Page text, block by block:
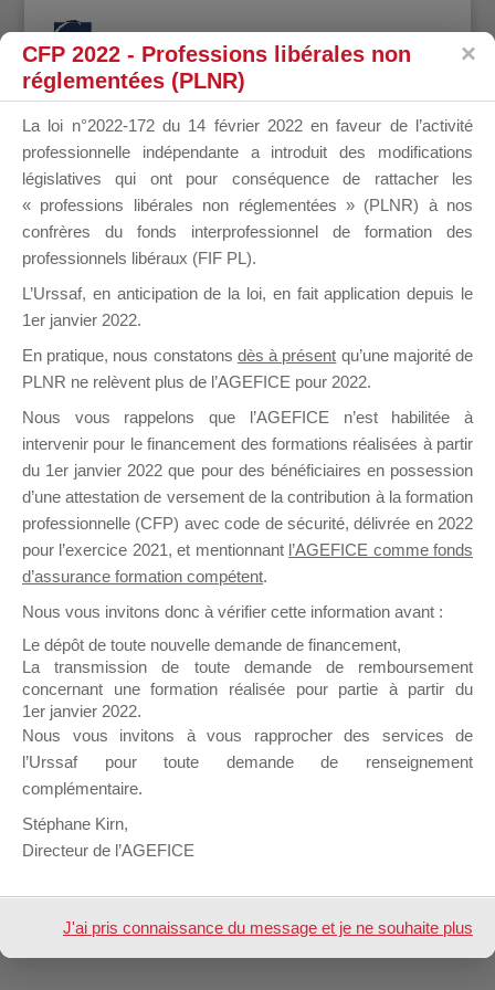
Mon Profil
Une erreur est survenue
Design deElegant Themes| Propulsé par
CFP 2022 - Professions libérales non
réglementées (PLNR)
La loi n°2022-172 du 14 février 2022 en faveur de l’activité
professionnelle indépendante a introduit des modifications
législatives qui ont pour conséquence de rattacher les
« professions libérales non réglementées » (PLNR) à nos
confrères du fonds interprofessionnel de formation des
professionnels libéraux (FIF PL).
L’Urssaf, en anticipation de la loi, en fait application depuis le
1er janvier 2022.
En pratique, nous constatons dès à présent qu’une majorité de
PLNR ne relèvent plus de l’AGEFICE pour 2022.
Nous vous rappelons que l’AGEFICE n’est habilitée à
intervenir pour le financement des formations réalisées à partir
du 1er janvier 2022 que pour des bénéficiaires en possession
d’une attestation de versement de la contribution à la formation
professionnelle (CFP) avec code de sécurité, délivrée en 2022
pour l’exercice 2021, et mentionnant l’AGEFICE comme fonds
d’assurance formation compétent.
Nous vous invitons donc à vérifier cette information avant :
Le dépôt de toute nouvelle demande de financement,
La transmission de toute demande de remboursement
concernant une formation réalisée pour partie à partir du
1er janvier 2022.
Nous vous invitons à vous rapprocher des services de
l’Urssaf pour toute demande de renseignement
complémentaire.
Stéphane Kirn,
Directeur de l’AGEFICE
J'ai pris connaissance du message et je ne souhaite plus